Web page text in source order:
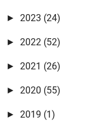
► 2023 (24)
► 2022 (52)
► 2021 (26)
► 2020 (55)
► 2019 (1)